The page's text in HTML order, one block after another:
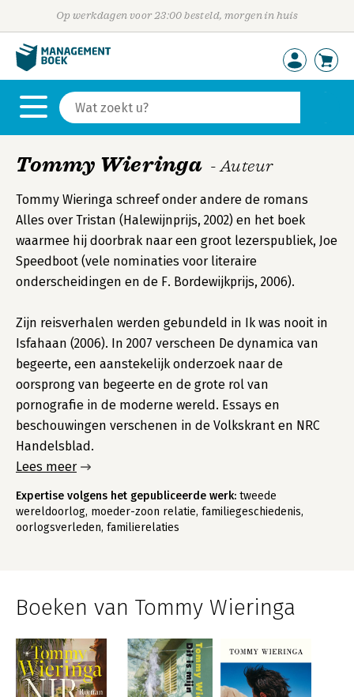
Op werkdagen voor 23:00 besteld, morgen in huis
Tommy Wieringa - Auteur
Tommy Wieringa schreef onder andere de romans
Alles over Tristan (Halewijnprijs, 2002) en het boek
waarmee hij doorbrak naar een groot lezerspubliek, Joe
Speedboot (vele nominaties voor literaire
onderscheidingen en de F. Bordewijkprijs, 2006).
Zijn reisverhalen werden gebundeld in Ik was nooit in
Isfahaan (2006). In 2007 verscheen De dynamica van
begeerte, een aanstekelijk onderzoek naar de
oorsprong van begeerte en de grote rol van
pornografie in de moderne wereld. Essays en
beschouwingen verschenen in de Volkskrant en NRC
Handelsblad.
Lees meer
Expertise volgens het gepubliceerde werk: tweede
wereldoorlog, moeder-zoon relatie, familiegeschiedenis,
oorlogsverleden, familierelaties
Boeken van Tommy Wieringa